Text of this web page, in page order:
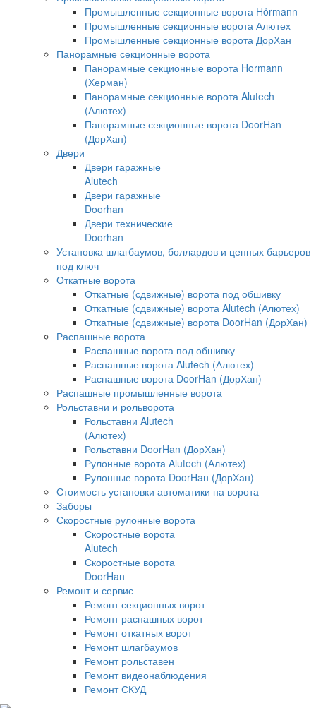
Промышленные секционные ворота Hörmann
Промышленные секционные ворота Алютех
Промышленные секционные ворота ДорХан
Панорамные секционные ворота
Панорамные секционные ворота Hormann
(Херман)
Панорамные секционные ворота Alutech
(Алютех)
Панорамные секционные ворота DoorHan
(ДорХан)
Двери
Двери гаражные
Alutech
Двери гаражные
Doorhan
Двери технические
Doorhan
Установка шлагбаумов, боллардов и цепных барьеров
под ключ
Откатные ворота
Откатные (сдвижные) ворота под обшивку
Откатные (сдвижные) ворота Alutech (Алютех)
Откатные (сдвижные) ворота DoorHan (ДорХан)
Распашные ворота
Распашные ворота под обшивку
Распашные ворота Alutech (Алютех)
Распашные ворота DoorHan (ДорХан)
Распашные промышленные ворота
Рольставни и рольворота
Рольставни Alutech
(Алютех)
Рольставни DoorHan (ДорХан)
Рулонные ворота Alutech (Алютех)
Рулонные ворота DoorHan (ДорХан)
Стоимость установки автоматики на ворота
Заборы
Скоростные рулонные ворота
Скоростные ворота
Alutech
Скоростные ворота
DoorHan
Ремонт и сервис
Ремонт секционных ворот
Ремонт распашных ворот
Ремонт откатных ворот
Ремонт шлагбаумов
Ремонт рольставен
Ремонт видеонаблюдения
Ремонт СКУД